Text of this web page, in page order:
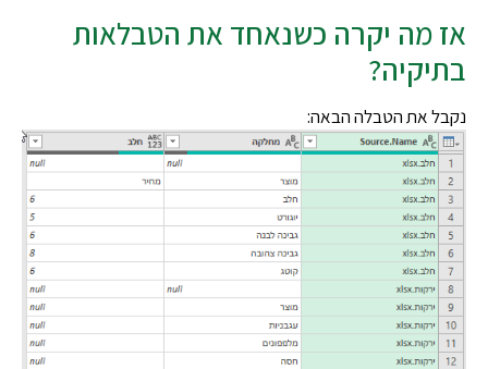
מה יקרה כשנאחד את הטבלאות
את הטבלה הבאה: